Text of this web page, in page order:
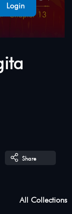
Login
Share
All Collections